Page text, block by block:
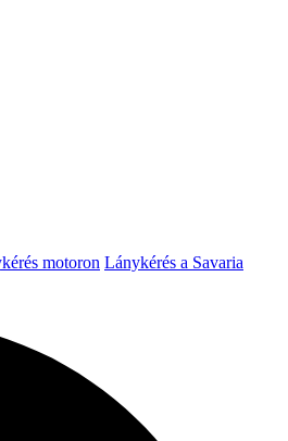
motoron Lánykérés a Savaria